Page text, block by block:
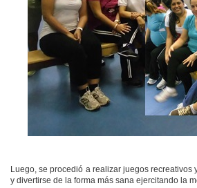
Luego, se procedió a realizar juegos recreativos
y divertirse de la forma más sana ejercitando la